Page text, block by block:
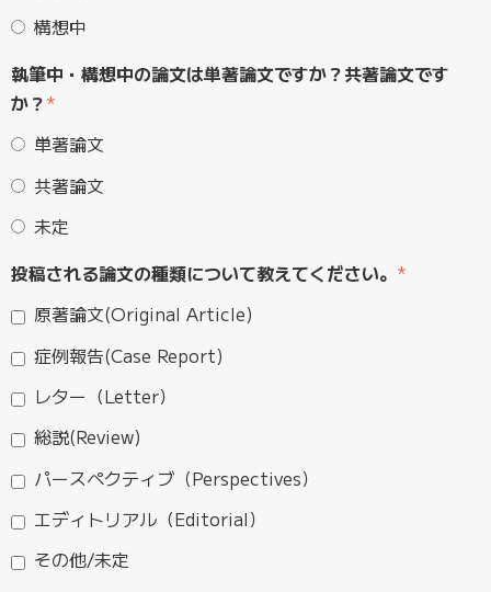
構想中
執筆中・構想中の論文は単著論文ですか？共著論文です
か？*
単著論文
共著論文
未定
投稿される論文の種類について教えてください。 *
原著論文(Original Article)
症例報告(Case Report)
レター（Letter）
総説(Review)
パースペクティブ（Perspectives）
エディトリアル（Editorial）
その他/未定